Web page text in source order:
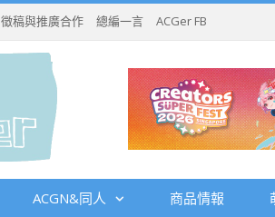
徵稿與推廣合作 總編一言 ACGer FB
ACGN&同人 商品情報